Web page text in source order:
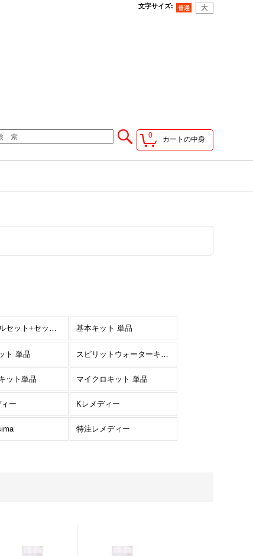
文字サイズ:
0 カートの中身
オリジナルセット+セット単品 基本キット 単品
ト 単品 スピリットウォーターキット 単品
ット単品 マイクロキット 単品
ー Kレメディー
特注レメディー